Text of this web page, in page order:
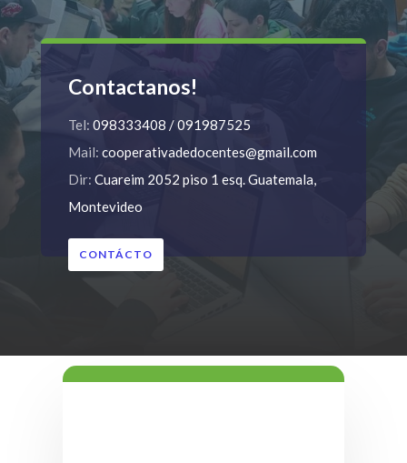
Contactanos!
Tel: 098333408 / 091987525
Mail: cooperativadedocentes@gmail.com
Dir: Cuareim 2052 piso 1 esq. Guatemala,
Montevideo
CONTÁCTO